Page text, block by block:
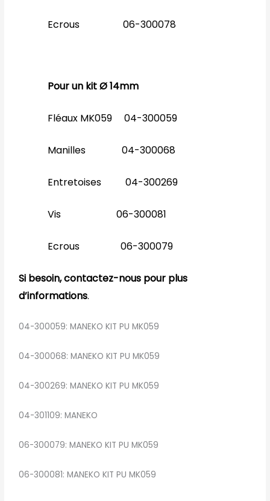
Ecrous 06-300078
Pour un kit Ø 14mm
Fléaux MK059 04-300059
Manilles 04-300068
Entretoises 04-300269
Vis 06-300081
Ecrous 06-300079
Si besoin, contactez-nous pour plus
d’informations.
04-300059: MANEKO KIT PU MK059
04-300068: MANEKO KIT PU MK059
04-300269: MANEKO KIT PU MK059
04-301109: MANEKO
06-300079: MANEKO KIT PU MK059
06-300081: MANEKO KIT PU MK059